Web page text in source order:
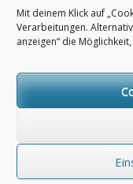
Mit deinem Klick auf
Verarbeitungen.
anzeigen“ die
Kontakt
Impressum